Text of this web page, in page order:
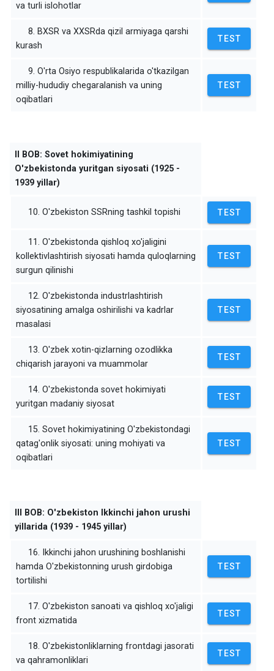
va turli islohotlar
8. BXSR va XXSRda qizil armiyaga qarshi
kurash
TEST
9. O'rta Osiyo respublikalarida o'tkazilgan
milliy-hududiy chegaralanish va uning
oqibatlari
TEST
II BOB: Sovet hokimiyatining
O'zbekistonda yuritgan siyosati (1925 -
1939 yillar)
10. O'zbekiston SSRning tashkil topishi TEST
11. O'zbekistonda qishloq xo'jaligini
kollektivlashtirish siyosati hamda quloqlarning
surgun qilinishi
TEST
12. O'zbekistonda industrlashtirish
siyosatining amalga oshirilishi va kadrlar
masalasi
TEST
13. O'zbek xotin-qizlarning ozodlikka
chiqarish jarayoni va muammolar
TEST
14. O'zbekistonda sovet hokimiyati
yuritgan madaniy siyosat
TEST
15. Sovet hokimiyatining O'zbekistondagi
qatag'onlik siyosati: uning mohiyati va
oqibatlari
TEST
III BOB: O'zbekiston Ikkinchi jahon urushi
yillarida (1939 - 1945 yillar)
16. Ikkinchi jahon urushining boshlanishi
hamda O'zbekistonning urush girdobiga
tortilishi
TEST
17. O'zbekiston sanoati va qishloq xo'jaligi
front xizmatida
TEST
18. O'zbekistonliklarning frontdagi jasorati
va qahramonliklari
TEST